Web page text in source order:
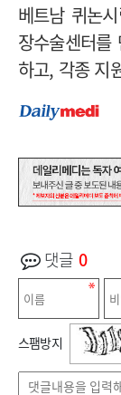
베트남 퀴논
장수술센터
하고, 각종 지
댓글 0
스팸방지